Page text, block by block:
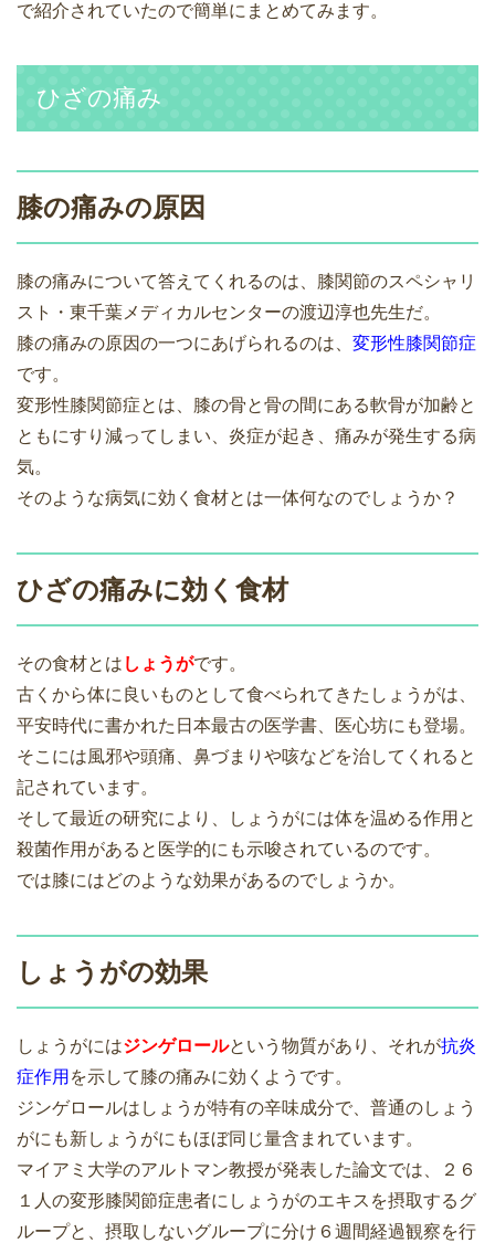
で紹介されていたので簡単にまとめてみます。
ひざの痛み
膝の痛みの原因
膝の痛みについて答えてくれるのは、膝関節のスペシャリ
スト・東千葉メディカルセンターの渡辺淳也先生だ。
膝の痛みの原因の一つにあげられるのは、 変形性膝関節症
です。
変形性膝関節症とは、膝の骨と骨の間にある軟骨が加齢と
ともにすり減ってしまい、炎症が起き、痛みが発生する病
気。
そのような病気に効く食材とは一体何なのでしょうか？
ひざの痛みに効く食材
その食材とは しょうがです。
古くから体に良いものとして食べられてきたしょうがは、
平安時代に書かれた日本最古の医学書、医心坊にも登場。
そこには風邪や頭痛、鼻づまりや咳などを治してくれると
記されています。
そして最近の研究により、しょうがには体を温める作用と
殺菌作用があると医学的にも示唆されているのです。
では膝にはどのような効果があるのでしょうか。
しょうがの効果
しょうがにはジンゲロールという物質があり、それが抗炎
症作用 を示して膝の痛みに効くようです。
ジンゲロールはしょうが特有の辛味成分で、普通のしょう
がにも新しょうがにもほぼ同じ量含まれています。
マイアミ大学のアルトマン教授が発表した論文では、２６
１人の変形膝関節症患者にしょうがのエキスを摂取するグ
ループと、摂取しないグループに分け６週間経過観察を行